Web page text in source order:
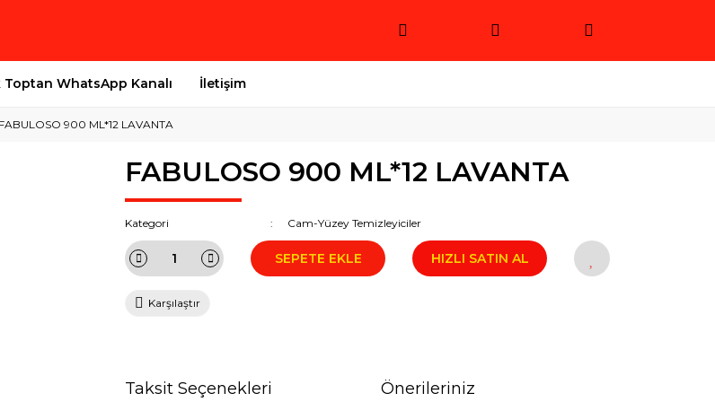
Toptan WhatsApp Kanalı İletişim
FABULOSO 900 ML*12 LAVANTA
FABULOSO 900 ML*12 LAVANTA
Kategori Cam-Yüzey Temizleyiciler
SEPETE EKLE HIZLI SATIN AL
Karşılaştır
Taksit Seçenekleri Önerileriniz